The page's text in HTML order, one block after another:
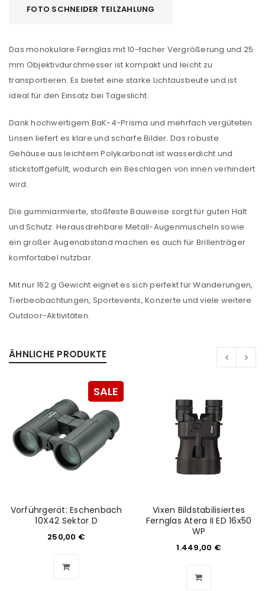
FOTO SCHNEIDER TEILZAHLUNG
Das monokulare Fernglas mit 10-facher Vergrößerung und 25
mm Objektivdurchmesser ist kompakt und leicht zu
transportieren. Es bietet eine starke Lichtausbeute und ist
ideal für den Einsatz bei Tageslicht.
Dank hochwertigem BaK-4-Prisma und mehrfach vergüteten
Linsen liefert es klare und scharfe Bilder. Das robuste
Gehäuse aus leichtem Polykarbonat ist wasserdicht und
stickstoffgefüllt, wodurch ein Beschlagen von innen verhindert
wird.
Die gummiarmierte, stoßfeste Bauweise sorgt für guten Halt
und Schutz. Herausdrehbare Metall-Augenmuscheln sowie
ein großer Augenabstand machen es auch für Brillenträger
komfortabel nutzbar.
Mit nur 162 g Gewicht eignet es sich perfekt für Wanderungen,
Tierbeobachtungen, Sportevents, Konzerte und viele weitere
Outdoor-Aktivitäten.
ÄHNLICHE PRODUKTE
SALE
Vorführgerät: Eschenbach
10X42 Sektor D
250,00 €
Vixen Bildstabilisiertes
Fernglas Atera II ED 16x50
WP
1.449,00 €